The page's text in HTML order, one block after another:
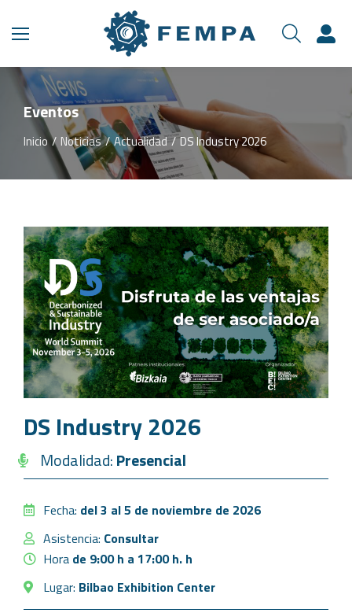
Eventos
Estás aquí:
Inicio Noticias Actualidad DS Industry 2026
DS Industry 2026
Modalidad:Presencial
Fecha: del 3 al 5 de noviembre de 2026
Asistencia: Consultar
Hora de 9:00 h a 17:00 h. h
Lugar: Bilbao Exhibition Center